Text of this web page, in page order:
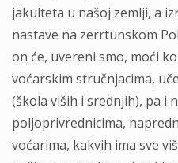
jakulteta u našoj zemlji, a
nastave na zerrtunskom
on će, uvereni smo, moći
voćarskim stručnjacima,
(škola viših i srednjih), pa i
poljoprivrednicima,
voćarima, kakvih ima sve